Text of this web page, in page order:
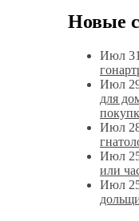
Новые
Июл
Июл
для
Июл
Июл
или
Июл